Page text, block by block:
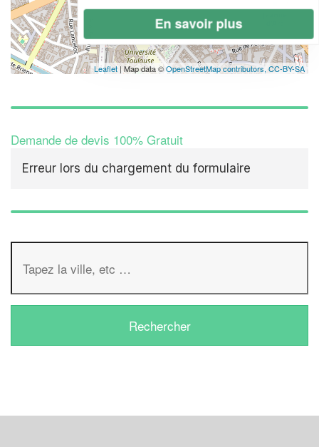
Leaflet| Map data ©OpenStreetMap contributors, CC-BY-SA
Demande de devis 100% Gratuit
Erreur lors du chargement du formulaire
En savoir plus